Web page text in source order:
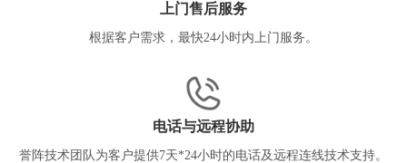
上门售后服务
根据客户需求，最快24小时内上门服务。
电话与远程协助
誉阵技术团队为客户提供7天*24小时的电话及远程连线技术支持。